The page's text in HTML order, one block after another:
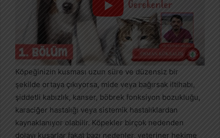
Köpeğinizin kusması uzun süre ve düzensiz bir
şekilde ortaya çıkıyorsa, mide veya bağırsak iltihabı,
şiddetli kabızlık, kanser, böbrek fonksiyon bozukluğu,
karaciğer hastalığı veya sistemik hastalıklardan
kaynaklanıyor olabilir. Köpekler birçok nedenden
dolayı kusarlar fakat bazı nedenler, veteriner hekime